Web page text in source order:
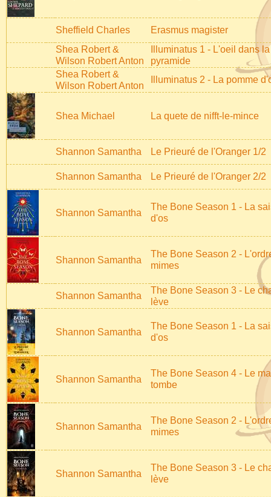
Sheffield Charles
Erasmus magister
Shea Robert &
Wilson Robert Anton
Illuminatus 1 - L'oeil dans la
pyramide
Shea Robert &
Wilson Robert Anton
Illuminatus 2 - La pomme
Shea Michael La quete de nifft-le-mince
Shannon Samantha Le Prieuré de l'Oranger 1/2
Shannon Samantha Le Prieuré de l'Oranger 2/2
Shannon Samantha
The Bone Season 1 - La
d'os
Shannon Samantha
The Bone Season 2 -
mimes
Shannon Samantha
The Bone Season 3 - Le
lève
Shannon Samantha
The Bone Season 1 - La
d'os
Shannon Samantha
The Bone Season 4 - Le
tombe
Shannon Samantha
The Bone Season 2 -
mimes
Shannon Samantha
The Bone Season 3 - Le
lève